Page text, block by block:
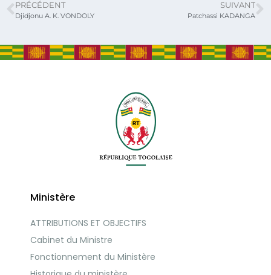
PRÉCÉDENT
Djidjonu A. K. VONDOLY
SUIVANT
Patchassi KADANGA
Ministère
ATTRIBUTIONS ET OBJECTIFS
Cabinet du Ministre
Fonctionnement du Ministère